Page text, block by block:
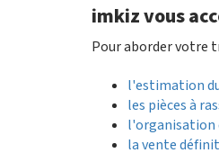
imkiz vous
Pour aborder votre
l'estimation
les pièces à
l'organisation
la vente